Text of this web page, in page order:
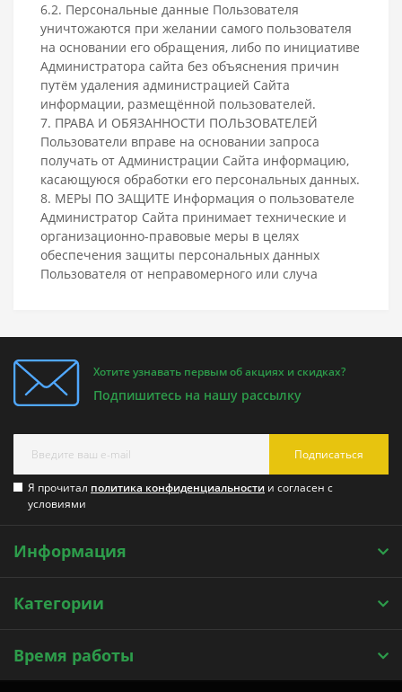
6.2. Персональные данные Пользователя
уничтожаются при желании самого пользователя
на основании его обращения, либо по инициативе
Администратора сайта без объяснения причин
путём удаления администрацией Сайта
информации, размещённой пользователей.
7. ПРАВА И ОБЯЗАННОСТИ ПОЛЬЗОВАТЕЛЕЙ
Пользователи вправе на основании запроса
получать от Администрации Сайта информацию,
касающуюся обработки его персональных данных.
8. МЕРЫ ПО ЗАЩИТЕ Информация о пользователе
Администратор Сайта принимает технические и
организационно-правовые меры в целях
обеспечения защиты персональных данных
Пользователя от неправомерного или случа
Хотите узнавать первым об акциях и скидках?
Подпишитесь на нашу рассылку
Подписаться
Я прочитал политика конфиденциальности и согласен с
условиями
Информация
Категории
Время работы